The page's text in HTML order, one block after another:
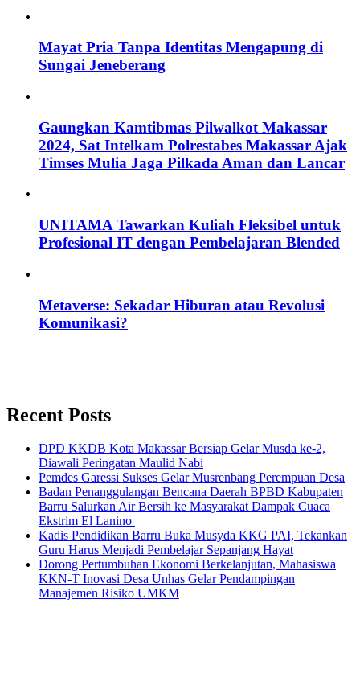
Mayat Pria Tanpa Identitas Mengapung di
Sungai Jeneberang
Gaungkan Kamtibmas Pilwalkot Makassar
2024, Sat Intelkam Polrestabes Makassar Ajak
Timses Mulia Jaga Pilkada Aman dan Lancar
UNITAMA Tawarkan Kuliah Fleksibel untuk
Profesional IT dengan Pembelajaran Blended
Metaverse: Sekadar Hiburan atau Revolusi
Komunikasi?
Recent Posts
DPD KKDB Kota Makassar Bersiap Gelar Musda ke-2,
Diawali Peringatan Maulid Nabi
Pemdes Garessi Sukses Gelar Musrenbang Perempuan Desa
Badan Penanggulangan Bencana Daerah BPBD Kabupaten
Barru Salurkan Air Bersih ke Masyarakat Dampak Cuaca
Ekstrim El Lanino
Kadis Pendidikan Barru Buka Musyda KKG PAI, Tekankan
Guru Harus Menjadi Pembelajar Sepanjang Hayat
Dorong Pertumbuhan Ekonomi Berkelanjutan, Mahasiswa
KKN-T Inovasi Desa Unhas Gelar Pendampingan
Manajemen Risiko UMKM